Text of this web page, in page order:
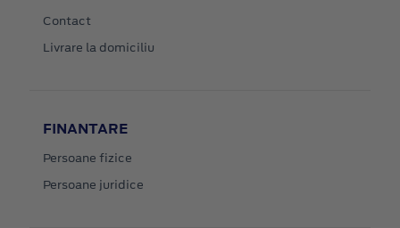
Contact
Livrare la domiciliu
FINANTARE
Persoane fizice
Persoane juridice